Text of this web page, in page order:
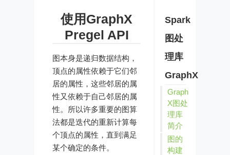
使用GraphX
Pregel API
图本身是递归数据结构，
顶点的属性依赖于它们邻
居的属性，这些邻居的属
性又依赖于自己邻居的属
性。所以许多重要的图算
法都是迭代的重新计算每
个顶点的属性，直到满足
某个确定的条件。
Spark
图处
理库
GraphX
Graph
X图处
理库
简介
图的
构建